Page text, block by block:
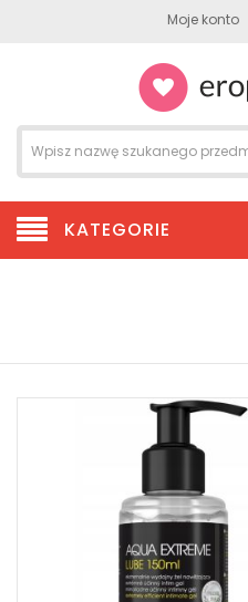
Moje konto
KATEGORIE